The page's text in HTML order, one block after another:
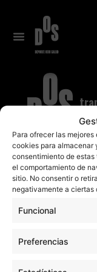
Para ofrecer las
cookies para almacenar
consentimiento de
el comportamiento de
sitio. No consentir o
negativamente a
Funcional
Preferencias
Glúteos
NUESTROS